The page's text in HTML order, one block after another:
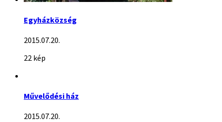
Egyházközség
2015.07.20.
22 kép
Művelődési ház
2015.07.20.